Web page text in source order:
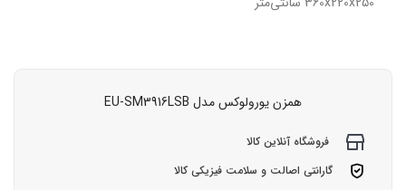
همزن یورولوکس مدل EU-SM3916LSB
فروشگاه آنلاین کالا
گارانتی اصالت و سلامت فیزیکی کالا